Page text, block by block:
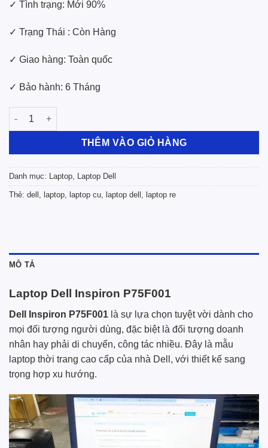
✓ Tình trạng: Mới 90%
✓ Trạng Thái : Còn Hàng
✓ Giao hàng: Toàn quốc
✓ Bảo hành: 6 Tháng
Laptop Dell Inspiron P75F001 i7-8550U/32GB DDR4/SSD
THÊM VÀO GIỎ HÀNG
Danh mục: Laptop Laptop Dell
Thẻ: dell laptop laptop cu laptop dell laptop re
MÔ TẢ
Laptop Dell Inspiron P75F001
Dell Inspiron P75F001 là sự lựa chọn tuyệt vời dành cho
mọi đối tượng người dùng, đặc biệt là đối tượng doanh
nhân hay phải di chuyển, công tác nhiều. Đây là mẫu
laptop thời trang cao cấp của nhà Dell, với thiết kế sang
trọng hợp xu hướng.